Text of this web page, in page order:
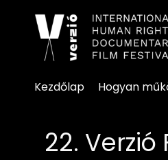
Kisegítő
Kezdőlap Hogyan
22.